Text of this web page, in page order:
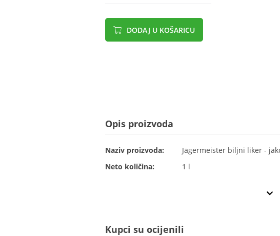
DODAJ U KOŠARICU
Opis proizvoda
Naziv proizvoda:
Jägermeister biljni liker -
Neto količina:
1 l
Kupci su ocijenili